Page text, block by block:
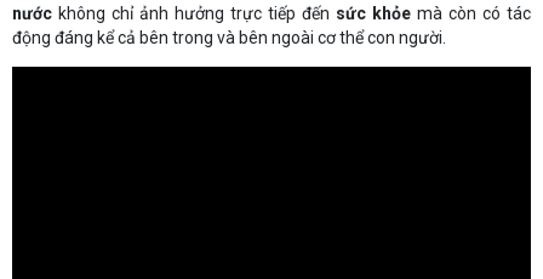
nước không chỉ ảnh hưởng trực tiếp đến sức khỏe mà còn có tác
động đáng kể cả bên trong và bên ngoài cơ thể con người.